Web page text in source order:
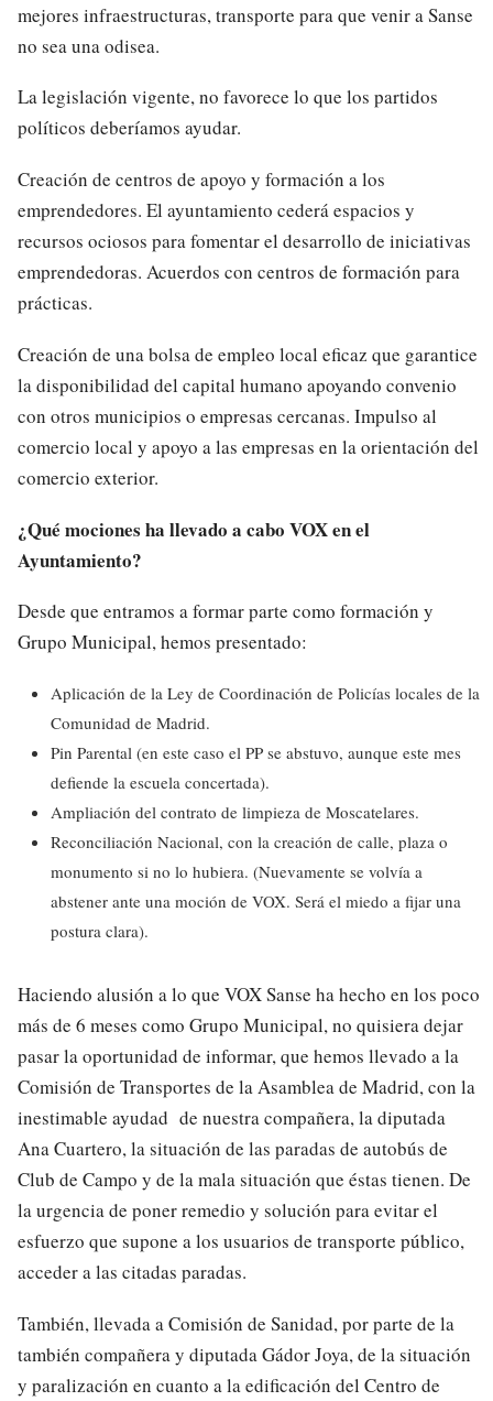
mejores infraestructuras, transporte para que venir a Sanse
no sea una odisea.
La legislación vigente, no favorece lo que los partidos
políticos deberíamos ayudar.
Creación de centros de apoyo y formación a los
emprendedores. El ayuntamiento cederá espacios y
recursos ociosos para fomentar el desarrollo de iniciativas
emprendedoras. Acuerdos con centros de formación para
prácticas.
Creación de una bolsa de empleo local eficaz que garantice
la disponibilidad del capital humano apoyando convenio
con otros municipios o empresas cercanas. Impulso al
comercio local y apoyo a las empresas en la orientación del
comercio exterior.
¿Qué mociones ha llevado a cabo VOX en el
Ayuntamiento?
Desde que entramos a formar parte como formación y
Grupo Municipal, hemos presentado:
Aplicación de la Ley de Coordinación de Policías locales de la
Comunidad de Madrid.
Pin Parental (en este caso el PP se abstuvo, aunque este mes
defiende la escuela concertada).
Ampliación del contrato de limpieza de Moscatelares.
Reconciliación Nacional, con la creación de calle, plaza o
monumento si no lo hubiera. (Nuevamente se volvía a
abstener ante una moción de VOX. Será el miedo a fijar una
postura clara).
Haciendo alusión a lo que VOX Sanse ha hecho en los poco
más de 6 meses como Grupo Municipal, no quisiera dejar
pasar la oportunidad de informar, que hemos llevado a la
Comisión de Transportes de la Asamblea de Madrid, con la
inestimable ayudad de nuestra compañera, la diputada
Ana Cuartero, la situación de las paradas de autobús de
Club de Campo y de la mala situación que éstas tienen. De
la urgencia de poner remedio y solución para evitar el
esfuerzo que supone a los usuarios de transporte público,
acceder a las citadas paradas.
También, llevada a Comisión de Sanidad, por parte de la
también compañera y diputada Gádor Joya, de la situación
y paralización en cuanto a la edificación del Centro de